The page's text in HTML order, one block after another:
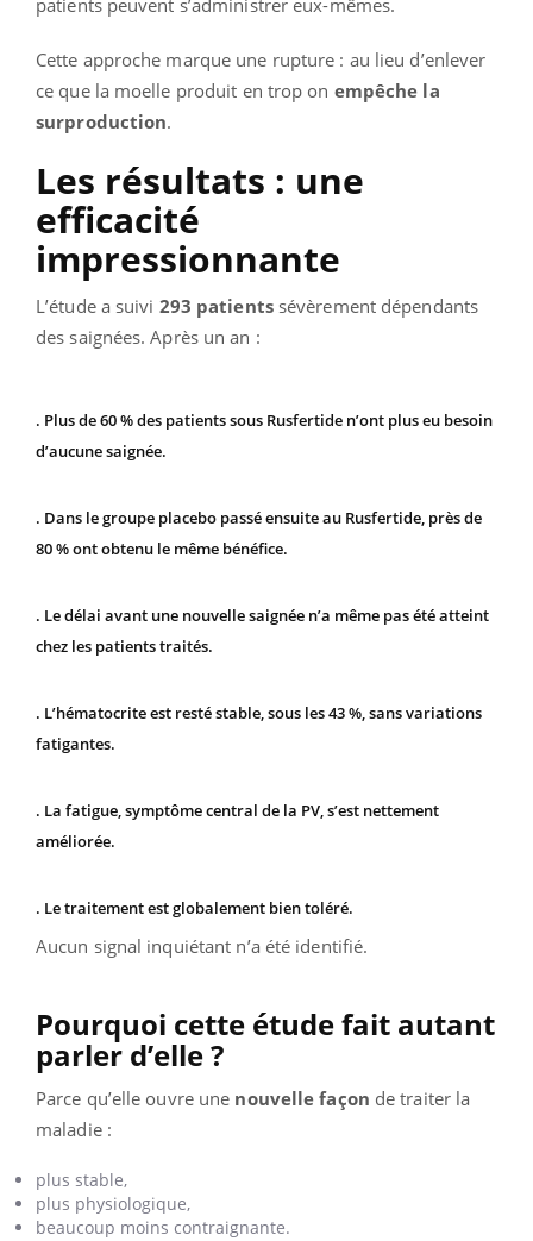
patients peuvent s’administrer eux-mêmes.
Cette approche marque une rupture : au lieu d’enlever
ce que la moelle produit en trop on empêche la
surproduction.
Les résultats : une
efficacité
impressionnante
L’étude a suivi 293 patientssévèrement dépendants
des saignées. Après un an :
. Plus de 60 % des patients sous Rusfertide n’ont plus eu besoin
d’aucune saignée.
. Dans le groupe placebo passé ensuite au Rusfertide, près de
80 % ont obtenu le même bénéfice.
. Le délai avant une nouvelle saignée n’a même pas été atteint
chez les patients traités.
. L’hématocrite est resté stable, sous les 43 %, sans variations
fatigantes.
. La fatigue, symptôme central de la PV, s’est nettement
améliorée.
. Le traitement est globalement bien toléré.
Aucun signal inquiétant n’a été identifié.
Pourquoi cette étude fait autant
parler d’elle ?
Parce qu’elle ouvre une nouvelle façon de traiter la
maladie :
plus stable,
plus physiologique,
beaucoup moins contraignante.